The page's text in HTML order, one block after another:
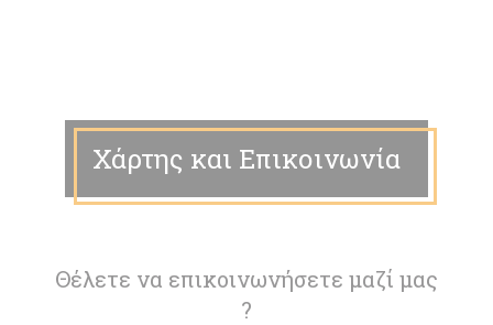
Χάρτης και Επικοινωνία
Θέλετε να επικοινωνήσετε μαζί μας
?